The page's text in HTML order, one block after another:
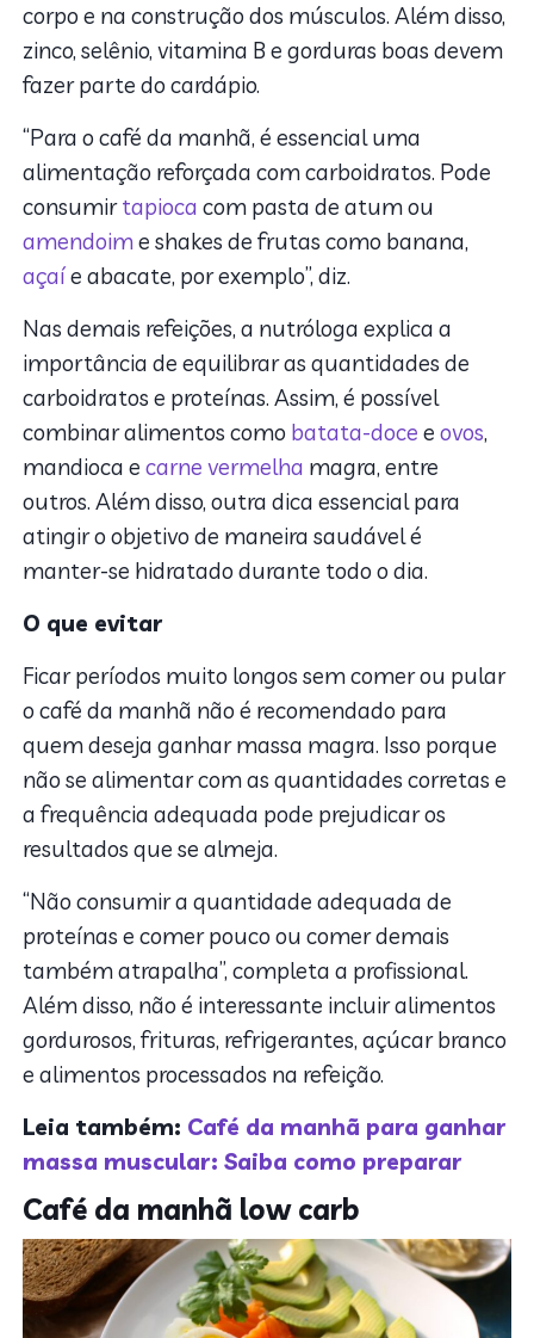
corpo e na construção dos músculos. Além disso,
zinco, selênio, vitamina B e gorduras boas devem
fazer parte do cardápio.
“Para o café da manhã, é essencial uma
alimentação reforçada com carboidratos. Pode
consumirtapioca com pasta de atum ou
amendoime shakes de frutas como banana,
açaíe abacate, por exemplo”, diz.
Nas demais refeições, a nutróloga explica a
importância de equilibrar as quantidades de
carboidratos e proteínas. Assim, é possível
combinar alimentos como batata-doce eovos,
mandioca ecarne vermelha magra, entre
outros. Além disso, outra dica essencial para
atingir o objetivo de maneira saudável é
manter-se hidratado durante todo o dia.
O que evitar
Ficar períodos muito longos sem comer ou pular
o café da manhã não é recomendado para
quem deseja ganhar massa magra. Isso porque
não se alimentar com as quantidades corretas e
a frequência adequada pode prejudicar os
resultados que se almeja.
“Não consumir a quantidade adequada de
proteínas e comer pouco ou comer demais
também atrapalha”, completa a profissional.
Além disso, não é interessante incluir alimentos
gordurosos, frituras, refrigerantes, açúcar branco
e alimentos processados na refeição.
Leia também: Café da manhã para ganhar
massa muscular: Saiba como preparar
Café da manhã low carb